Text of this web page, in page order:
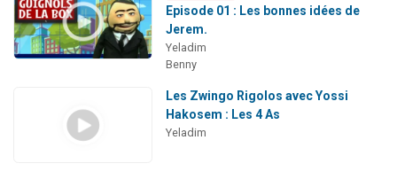
Episode 01 : Les bonnes idées de
Jerem.
Yeladim
Benny
Les Zwingo Rigolos avec Yossi
Hakosem : Les 4 As
Yeladim